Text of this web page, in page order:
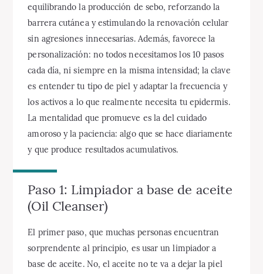
equilibrando la producción de sebo, reforzando la
barrera cutánea y estimulando la renovación celular
sin agresiones innecesarias. Además, favorece la
personalización: no todos necesitamos los 10 pasos
cada día, ni siempre en la misma intensidad; la clave
es entender tu tipo de piel y adaptar la frecuencia y
los activos a lo que realmente necesita tu epidermis.
La mentalidad que promueve es la del cuidado
amoroso y la paciencia: algo que se hace diariamente
y que produce resultados acumulativos.
Paso 1: Limpiador a base de aceite
(Oil Cleanser)
El primer paso, que muchas personas encuentran
sorprendente al principio, es usar un limpiador a
base de aceite. No, el aceite no te va a dejar la piel